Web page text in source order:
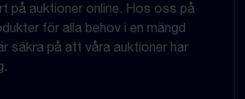
på auktioner online. Hos oss på
för alla behov i en mängd
säkra på att våra auktioner har